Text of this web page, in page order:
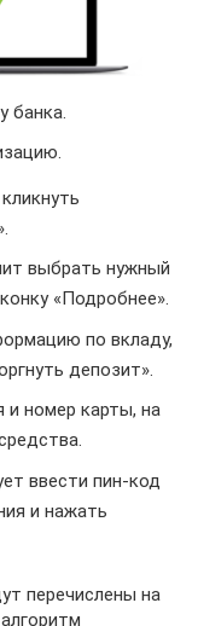
банка.
выбрать нужный
«Подробнее».
по вкладу,
депозит».
и номер карты, на
ввести пин-код
и нажать
перечислены на